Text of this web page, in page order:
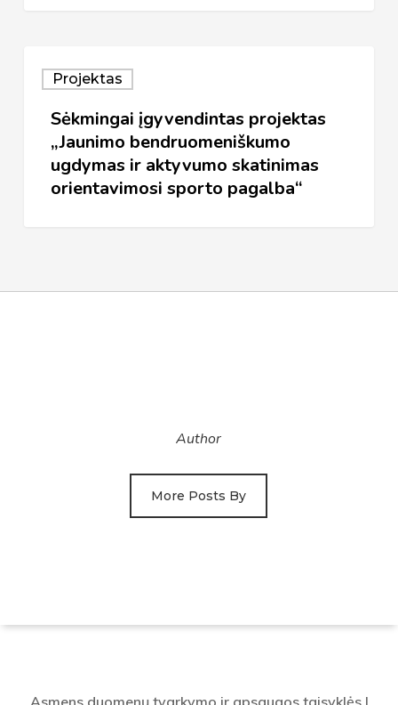
Projektas
įgyvendintas
projektas
„Jaunimo
bendruomeniškumo
skatinimas
Sėkmingai įgyvendintas projektas
„Jaunimo bendruomeniškumo
ugdymas ir aktyvumo skatinimas
orientavimosi sporto pagalba“
Author
More Posts By
Asmens duomenų tvarkymo ir apsaugos taisyklės|